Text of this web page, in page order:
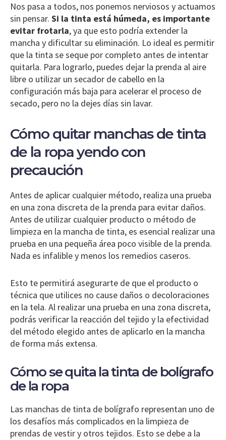
Nos pasa a todos, nos ponemos nerviosos y actuamos
sin pensar. Si la tinta está húmeda, es importante
evitar frotarla, ya que esto podría extender la
mancha y dificultar su eliminación. Lo ideal es permitir
que la tinta se seque por completo antes de intentar
quitarla. Para lograrlo, puedes dejar la prenda al aire
libre o utilizar un secador de cabello en la
configuración más baja para acelerar el proceso de
secado, pero no la dejes días sin lavar.
Cómo quitar manchas de tinta
de la ropa yendo con
precaución
Antes de aplicar cualquier método, realiza una prueba
en una zona discreta de la prenda para evitar daños.
Antes de utilizar cualquier producto o método de
limpieza en la mancha de tinta, es esencial realizar una
prueba en una pequeña área poco visible de la prenda.
Nada es infalible y menos los remedios caseros.
Esto te permitirá asegurarte de que el producto o
técnica que utilices no cause daños o decoloraciones
en la tela. Al realizar una prueba en una zona discreta,
podrás verificar la reacción del tejido y la efectividad
del método elegido antes de aplicarlo en la mancha
de forma más extensa.
Cómo se quita la tinta de bolígrafo
de la ropa
Las manchas de tinta de bolígrafo representan uno de
los desafíos más complicados en la limpieza de
prendas de vestir y otros tejidos. Esto se debe a la